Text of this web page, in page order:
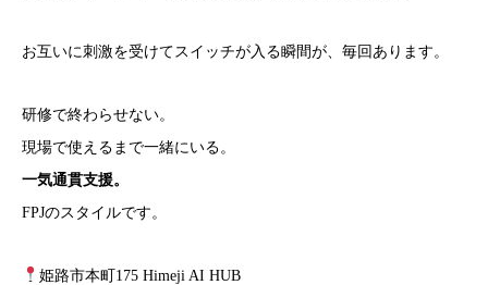
お互いに刺激を受けてスイッチが入る瞬間が、毎回あります。
研修で終わらせない。
現場で使えるまで一緒にいる。
一気通貫支援。
FPJのスタイルです。
姫路市本町175 Himeji AI HUB